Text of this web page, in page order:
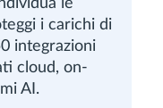
i carichi di
integrazioni
cloud, on-
AI.